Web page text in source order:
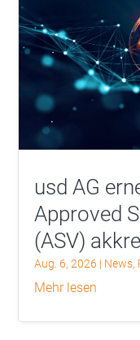
usd AG
Approved
(ASV)
Aug. 6, 2026 | News,
mehr lesen